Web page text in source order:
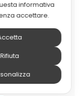
14 e 15
Catania
informativa
accettare.
Rifiuta